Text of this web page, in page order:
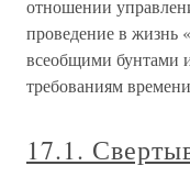
отношении
проведение в жизнь
всеобщими бунтами
требованиям
17.1.